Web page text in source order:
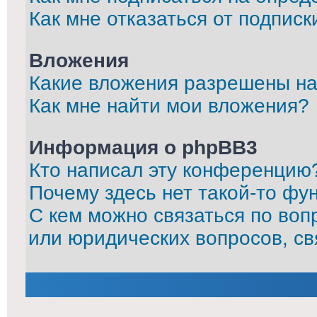
Как мне отказаться от
Вложения
Какие вложения разрешены
Как мне найти мои вложения?
Информация о phpBB3
Кто написал эту
Почему здесь нет такой-то
С кем можно связаться по
или юридических вопросов,